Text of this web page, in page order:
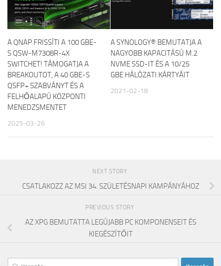
A QNAP FRISSÍTI A 100 GBE-
S QSW-M7308R-4X
SWITCHET! TÁMOGATJA A
BREAKOUTOT, A 40 GBE-S
QSFP+ SZABVÁNYT ÉS A
FELHŐALAPÚ KÖZPONTI
MENEDZSMENTET
2025-03-26
A SYNOLOGY® BEMUTATJA A
NAGYOBB KAPACITÁSÚ M.2
NVME SSD-IT ÉS A 10/25
GBE HÁLÓZATI KÁRTYÁIT
2021-02-18
NEXT STORY
CSATLAKOZZ AZ MSI 34. SZÜLETÉSNAPI KAMPÁNYÁHOZ
PREVIOUS STORY
AZ XPG BEMUTATTA LEGÚJABB PC KOMPONENSEIT ÉS
KIEGÉSZÍTŐIT
Keresés: